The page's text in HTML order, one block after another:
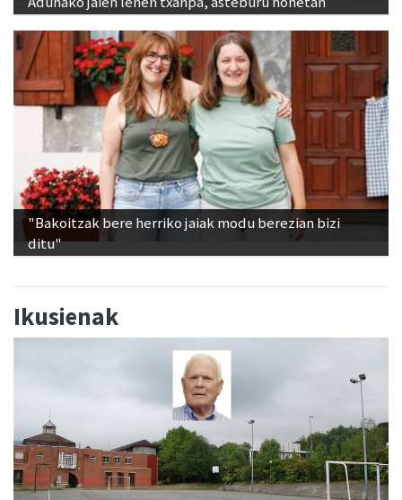
"Bakoitzak bere herriko jaiak modu berezian bizi
ditu"
Ikusienak